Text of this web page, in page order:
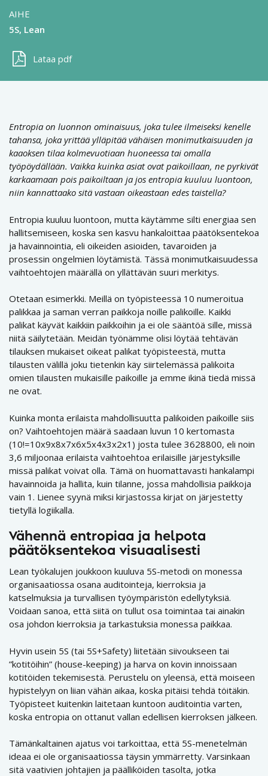
AIHE
5S Lean
Lataa pdf
Entropia on luonnon ominaisuus, joka tulee ilmeiseksi kenelle
tahansa, joka yrittää ylläpitää vähäisen monimutkaisuuden ja
kaaoksen tilaa kolmevuotiaan huoneessa tai omalla
työpöydällään. Vaikka kuinka asiat ovat paikoillaan, ne pyrkivät
karkaamaan pois paikoiltaan ja jos entropia kuuluu luontoon,
niin kannattaako sitä vastaan oikeastaan edes taistella?
Entropia kuuluu luontoon, mutta käytämme silti energiaa sen
hallitsemiseen, koska sen kasvu hankaloittaa päätöksentekoa
ja havainnointia, eli oikeiden asioiden, tavaroiden ja
prosessin ongelmien löytämistä. Tässä monimutkaisuudessa
vaihtoehtojen määrällä on yllättävän suuri merkitys.
Otetaan esimerkki. Meillä on työpisteessä 10 numeroitua
palikkaa ja saman verran paikkoja noille palikoille. Kaikki
palikat käyvät kaikkiin paikkoihin ja ei ole sääntöä sille, missä
niitä säilytetään. Meidän työnämme olisi löytää tehtävän
tilauksen mukaiset oikeat palikat työpisteestä, mutta
tilausten välillä joku tietenkin käy siirtelemässä palikoita
omien tilausten mukaisille paikoille ja emme ikinä tiedä missä
ne ovat.
Kuinka monta erilaista mahdollisuutta palikoiden paikoille siis
on? Vaihtoehtojen määrä saadaan luvun 10 kertomasta
(10!=10x9x8x7x6x5x4x3x2x1) josta tulee 3628800, eli noin
3,6 miljoonaa erilaista vaihtoehtoa erilaisille järjestyksille
missä palikat voivat olla. Tämä on huomattavasti hankalampi
havainnoida ja hallita, kuin tilanne, jossa mahdollisia paikkoja
vain 1. Lienee syynä miksi kirjastossa kirjat on järjestetty
tietyllä logiikalla.
Vähennä entropiaa ja helpota
päätöksentekoa visuaalisesti
Lean työkalujen joukkoon kuuluva 5S-metodi on monessa
organisaatiossa osana auditointeja, kierroksia ja
katselmuksia ja turvallisen työympäristön edellytyksiä.
Voidaan sanoa, että siitä on tullut osa toimintaa tai ainakin
osa johdon kierroksia ja tarkastuksia monessa paikkaa.
Hyvin usein 5S (tai 5S+Safety) liitetään siivoukseen tai
”kotitöihin” (house-keeping) ja harva on kovin innoissaan
kotitöiden tekemisestä. Perustelu on yleensä, että moiseen
hypistelyyn on liian vähän aikaa, koska pitäisi tehdä töitäkin.
Työpisteet kuitenkin laitetaan kuntoon auditointia varten,
koska entropia on ottanut vallan edellisen kierroksen jälkeen.
Tämänkaltainen ajatus voi tarkoittaa, että 5S-menetelmän
ideaa ei ole organisaatiossa täysin ymmärretty. Varsinkaan
sitä vaativien johtajien ja päälliköiden tasolta, jotka